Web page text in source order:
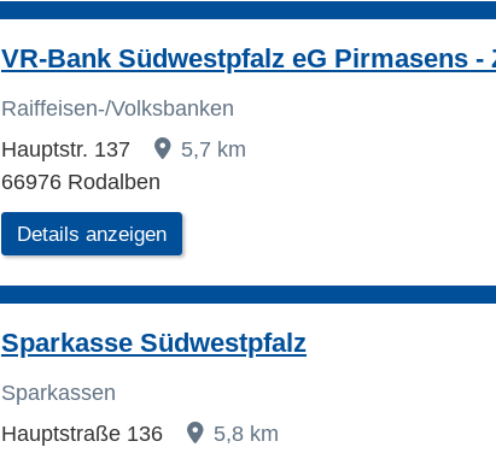
VR-Bank Südwestpfalz eG Pirmasens -
Raiffeisen-/Volksbanken
Hauptstr. 137
5,7 km
66976 Rodalben
Details anzeigen
Sparkasse Südwestpfalz
Sparkassen
Hauptstraße 136
5,8 km